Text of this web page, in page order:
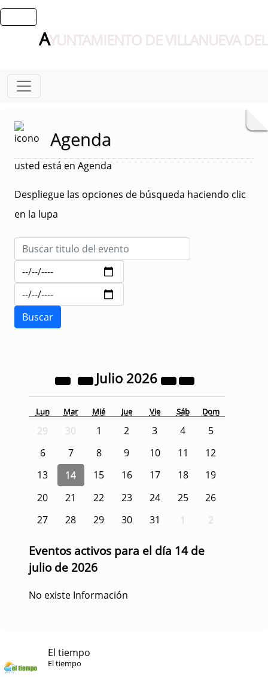
AYUNTAMIENTO DE VILLANUEVA
Agenda
usted está en Agenda
Despliegue las opciones de búsqueda haciendo clic
en la lupa
Julio 2026
Lun Mar Mié Jue Vie Sáb Dom
29 30 1 2 3 4
5
6
7 8 9 10 11
12
13
14 15 16 17 18
19
20
21 22 23 24 25
26
27
28 29 30 31 1 2
Eventos activos para el día 14 de
julio de 2026
No existe Información
El tiempo
El tiempo